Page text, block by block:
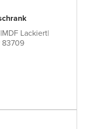
|MDF Lackiert|